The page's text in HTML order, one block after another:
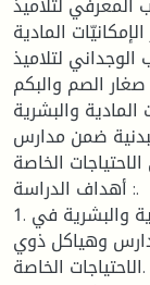
المادية
لتلاميذ
الصم والبكم.
والبشرية
ضمن مدارس
الخاصة
أهداف الدراسة :.
1. التعرف على درجة مساهمة الإمكانيّات المادية والبشرية في
وهياكل ذوي
الاحتياجات الخاصة.